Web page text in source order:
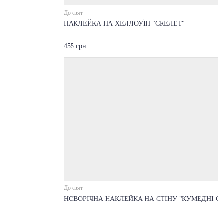
До свят
НАКЛЕЙКА НА ХЕЛЛОУЇН "СКЕЛЕТ"
455 грн
До свят
НОВОРІЧНА НАКЛЕЙКА НА СТІНУ "КУМЕДНІ